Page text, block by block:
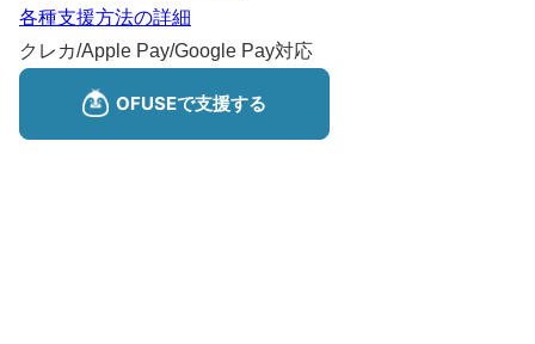
各種支援方法の詳細
クレカ/Apple Pay/Google Pay対応